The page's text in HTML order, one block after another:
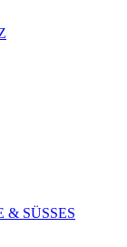
SÜSSES